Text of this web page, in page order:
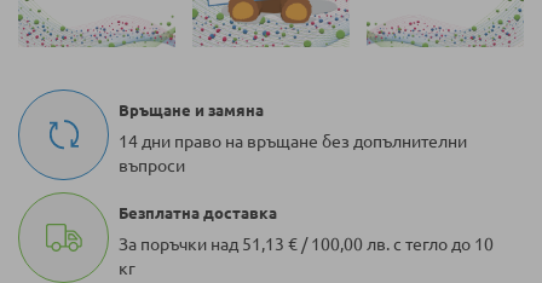
Връщане и замяна
14 дни право на връщане без допълнителни
въпроси
Безплатна доставка
За поръчки над 51,13 € / 100,00 лв. с тегло до 10
кг